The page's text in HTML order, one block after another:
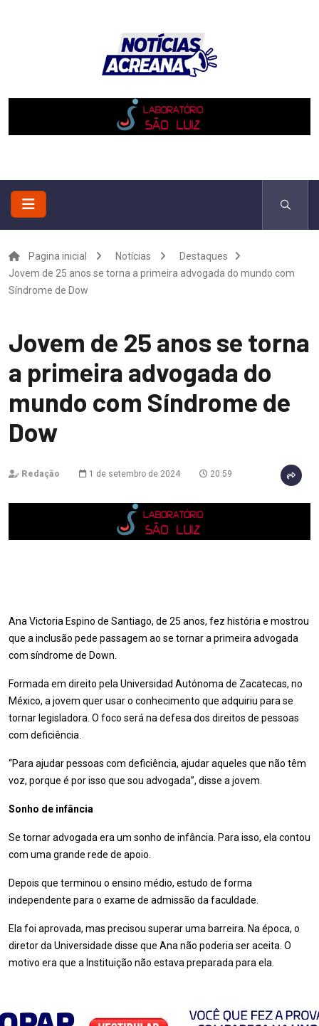
Pagina inicial Notícias
Destaques
Jovem de 25 anos se torna a primeira advogada do mundo com
Síndrome de Dow
Jovem de 25 anos se torna
a primeira advogada do
mundo com Síndrome de
Dow
Redação 1 de setembro de 2024 20:59
Ana Victoria Espino de Santiago, de 25 anos, fez história e mostrou
que a inclusão pede passagem ao se tornar a primeira advogada
com síndrome de Down.
Formada em direito pela Universidad Autónoma de Zacatecas, no
México, a jovem quer usar o conhecimento que adquiriu para se
tornar legisladora. O foco será na defesa dos direitos de pessoas
com deficiência.
“Para ajudar pessoas com deficiência, ajudar aqueles que não têm
voz, porque é por isso que sou advogada”, disse a jovem.
Sonho de infância
Se tornar advogada era um sonho de infância. Para isso, ela contou
com uma grande rede de apoio.
Depois que terminou o ensino médio, estudo de forma
independente para o exame de admissão da faculdade.
Ela foi aprovada, mas precisou superar uma barreira. Na época, o
diretor da Universidade disse que Ana não poderia ser aceita. O
motivo era que a Instituição não estava preparada para ela.